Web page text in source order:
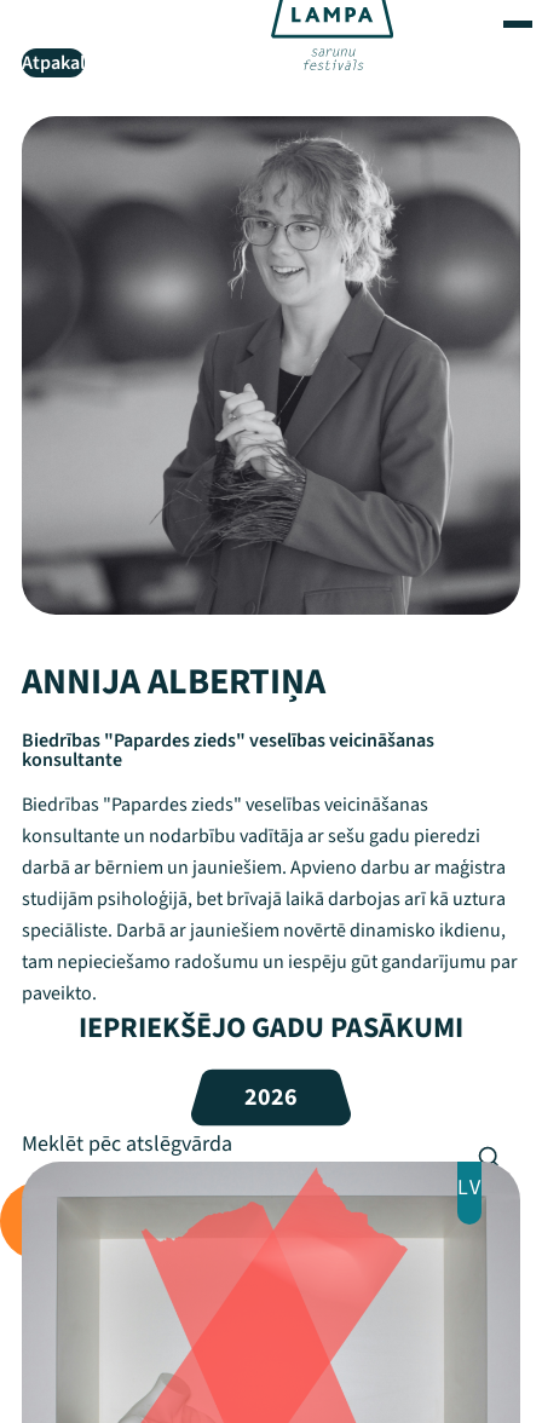
Mana programma
Programma
Arhīvs
Viņi bija LAMPĀ 2026
Jaunumi
Veikals
Atpakaļ
ANNIJA ALBERTIŅA
Biedrības "Papardes zieds" veselības veicināšanas
konsultante
Biedrības "Papardes zieds" veselības veicināšanas
konsultante un nodarbību vadītāja ar sešu gadu pieredzi
darbā ar bērniem un jauniešiem. Apvieno darbu ar maģistra
studijām psiholoģijā, bet brīvajā laikā darbojas arī kā uztura
speciāliste. Darbā ar jauniešiem novērtē dinamisko ikdienu,
tam nepieciešamo radošumu un iespēju gūt gandarījumu par
paveikto.
IEPRIEKŠĒJO GADU PASĀKUMI
2026
LV